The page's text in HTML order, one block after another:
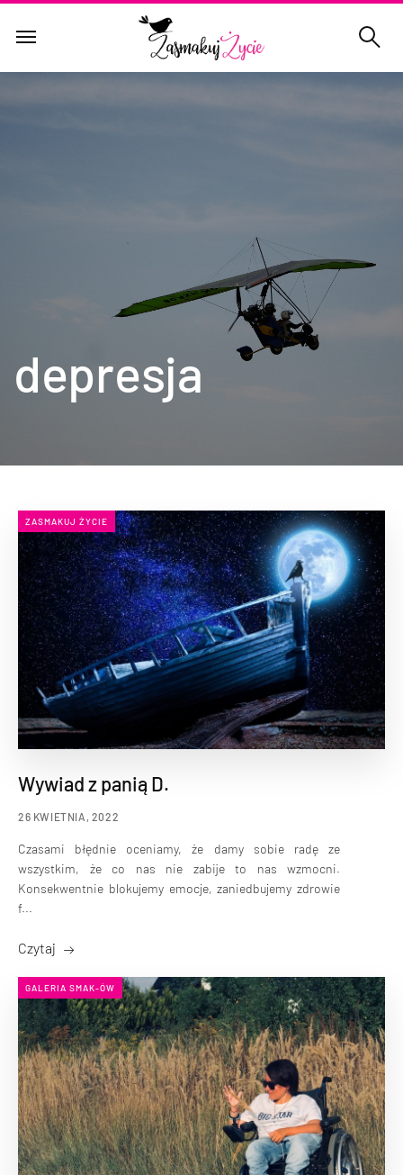
depresja
ZASMAKUJ ŻYCIE
Wywiad z panią D.
26 KWIETNIA, 2022
Czasami błędnie oceniamy, że damy sobie radę ze
wszystkim, że co nas nie zabije to nas wzmocni.
Konsekwentnie blokujemy emocje, zaniedbujemy zdrowie
f...
Czytaj
GALERIA SMAK-ÓW